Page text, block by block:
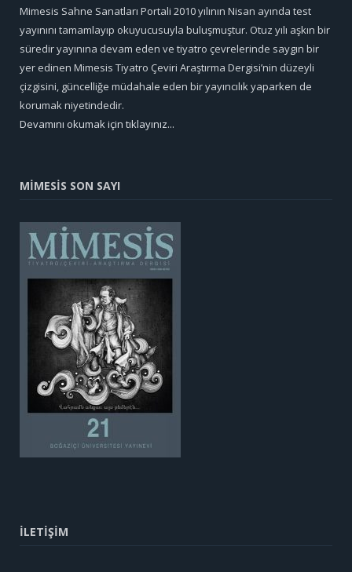
Mimesis Sahne Sanatları Portali 2010 yılının Nisan ayında test
yayınını tamamlayıp okuyucusuyla buluşmuştur. Otuz yılı aşkın bir
süredir yayınına devam eden ve tiyatro çevrelerinde saygın bir
yer edinen Mimesis Tiyatro Çeviri Araştırma Dergisi’nin düzeyli
çizgisini, güncelliğe müdahale eden bir yayıncılık yaparken de
korumak niyetindedir.
Devamını okumak için tıklayınız...
MİMESİS SON SAYI
İLETİŞİM